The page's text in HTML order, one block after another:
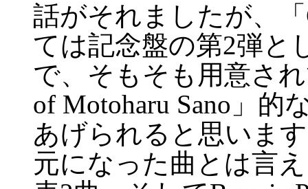
話がそれましたが、
ては記念盤の第2弾と
で、そもそも用意さ
of Motoharu Sano」
あげられると思いま
元になった曲とは言